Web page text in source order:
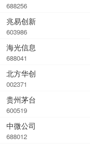
688256
兆易创新
603986
海光信息
688041
北方华创
002371
贵州茅台
600519
中微公司
688012